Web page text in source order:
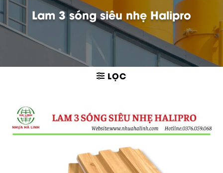
Lam 3 sóng siêu nhẹ Halipro
LỌC